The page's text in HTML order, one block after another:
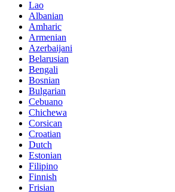
Lao
Albanian
Amharic
Armenian
Azerbaijani
Belarusian
Bengali
Bosnian
Bulgarian
Cebuano
Chichewa
Corsican
Croatian
Dutch
Estonian
Filipino
Finnish
Frisian